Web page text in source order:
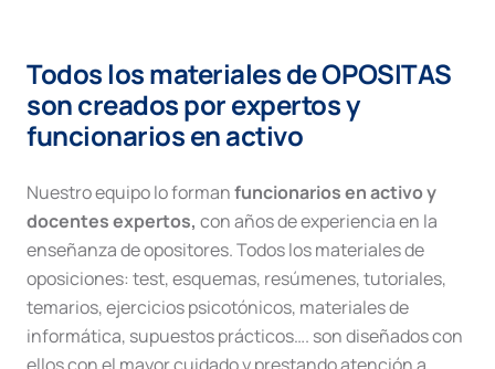
y
otros
intervinientes
en
proceso
cantidad
Todos los materiales de OPOSITAS
son creados por expertos y
funcionarios en activo
Nuestro equipo lo formanfuncionarios en activo y
docentes expertos, con años de experiencia en la
enseñanza de opositores. Todos los materiales de
oposiciones: test, esquemas, resúmenes, tutoriales,
temarios, ejercicios psicotónicos, materiales de
informática, supuestos prácticos…. son diseñados con